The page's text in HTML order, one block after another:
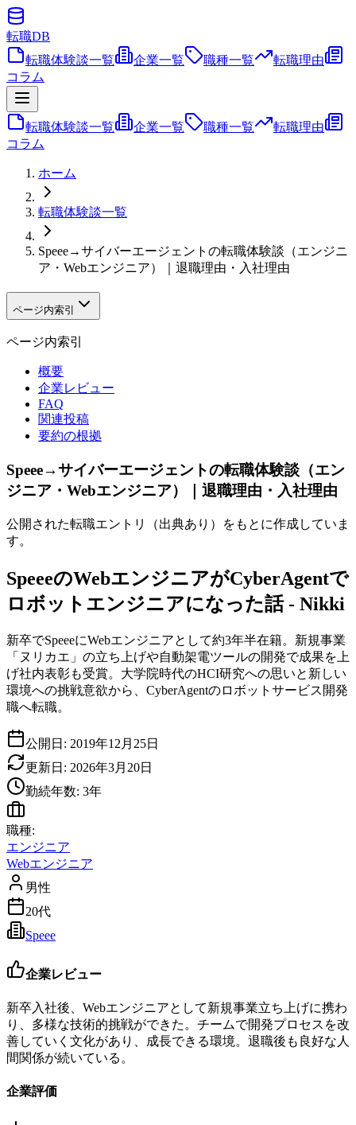
転職DB
転職体験談一覧
企業一覧 職種一覧
転職理由
コラム
転職体験談一覧 企業一覧 職種一覧
転職理由
コラム
ホーム
転職体験談一覧
Speee→サイバーエージェントの転職体験談（エンジニ
ア・Webエンジニア）｜退職理由・入社理由
ページ内索引
ページ内索引
概要
企業レビュー
FAQ
関連投稿
要約の根拠
Speee→サイバーエージェントの転職体験談（エン
ジニア・Webエンジニア）｜退職理由・入社理由
公開された転職エントリ（出典あり）をもとに作成していま
す。
SpeeeのWebエンジニアがCyberAgentで
ロボットエンジニアになった話 - Nikki
新卒でSpeeeにWebエンジニアとして約3年半在籍。新規事業
「ヌリカエ」の立ち上げや自動架電ツールの開発で成果を上
げ社内表彰も受賞。大学院時代のHCI研究への思いと新しい
環境への挑戦意欲から、CyberAgentのロボットサービス開発
職へ転職。
公開日: 2019年12月25日
更新日: 2026年3月20日
勤続年数: 3年
職種:
エンジニア
Webエンジニア
男性
20代
Speee
企業レビュー
新卒入社後、Webエンジニアとして新規事業立ち上げに携わ
り、多様な技術的挑戦ができた。チームで開発プロセスを改
善していく文化があり、成長できる環境。退職後も良好な人
間関係が続いている。
企業評価